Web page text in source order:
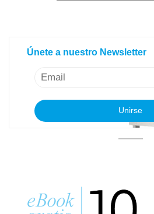
Únete a nuestro Newsletter